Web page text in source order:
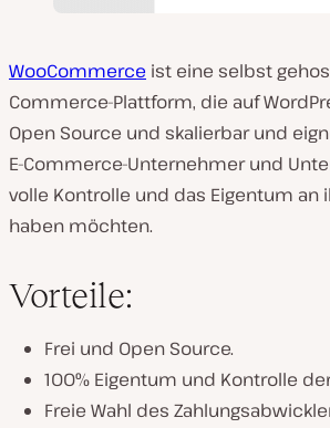
WooCommerce ist eine selbst
Commerce-Plattform, die auf
Open Source und skalierbar und
E-Commerce-Unternehmer und
volle Kontrolle und das Eigentum an
haben möchten.
Vorteile:
Frei und Open Source.
100% Eigentum und Kontrolle
Freie Wahl des